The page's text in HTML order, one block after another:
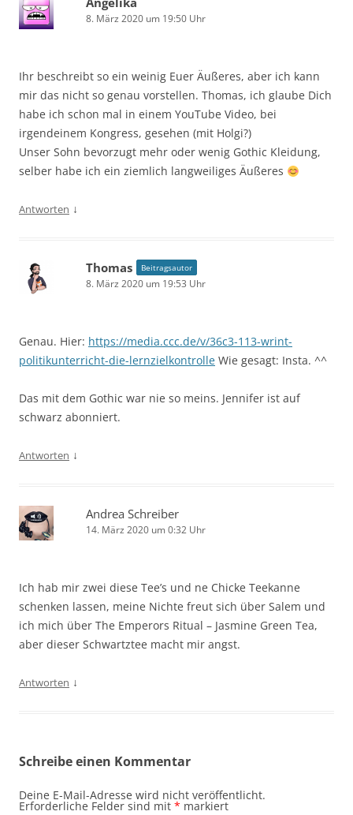
8. März 2020 um 19:50 Uhr
Ihr beschreibt so ein weinig Euer Äußeres, aber ich kann
mir das nicht so genau vorstellen. Thomas, ich glaube Dich
habe ich schon mal in einem YouTube Video, bei
irgendeinem Kongress, gesehen (mit Holgi?)
Unser Sohn bevorzugt mehr oder wenig Gothic Kleidung,
selber habe ich ein ziemlich langweiliges Äußeres
Antworten ↓
Thomas Beitragsautor
8. März 2020 um 19:53 Uhr
Genau. Hier: https://media.ccc.de/v/36c3-113-wrint-
politikunterricht-die-lernzielkontrolle Wie gesagt: Insta. ^^
Das mit dem Gothic war nie so meins. Jennifer ist auf
schwarz abonniert.
Antworten ↓
Andrea Schreiber
14. März 2020 um 0:32 Uhr
Ich hab mir zwei diese Tee’s und ne Chicke Teekanne
schenken lassen, meine Nichte freut sich über Salem und
ich mich über The Emperors Ritual – Jasmine Green Tea,
aber dieser Schwartztee macht mir angst.
Antworten ↓
Schreibe einen Kommentar
Deine E-Mail-Adresse wird nicht veröffentlicht.
Erforderliche Felder sind mit * markiert